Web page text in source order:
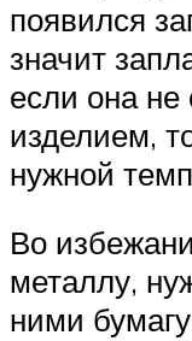
появился
значит
если она
изделием,
нужной
Во
металлу,
ними